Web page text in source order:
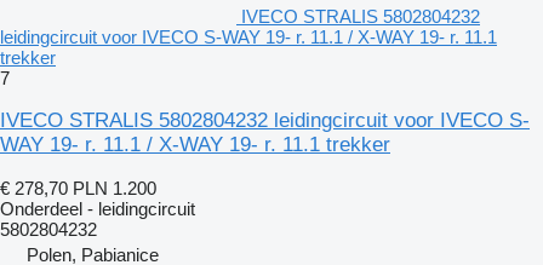
IVECO STRALIS 5802804232
leidingcircuit voor IVECO S-WAY 19- r. 11.1 / X-WAY 19- r. 11.1
trekker
7
IVECO STRALIS 5802804232 leidingcircuit voor IVECO S-
WAY 19- r. 11.1 / X-WAY 19- r. 11.1 trekker
€ 278,70 PLN 1.200
Onderdeel - leidingcircuit
5802804232
Polen, Pabianice